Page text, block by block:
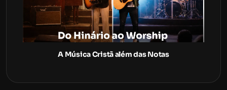
A Música Cristã além das Notas